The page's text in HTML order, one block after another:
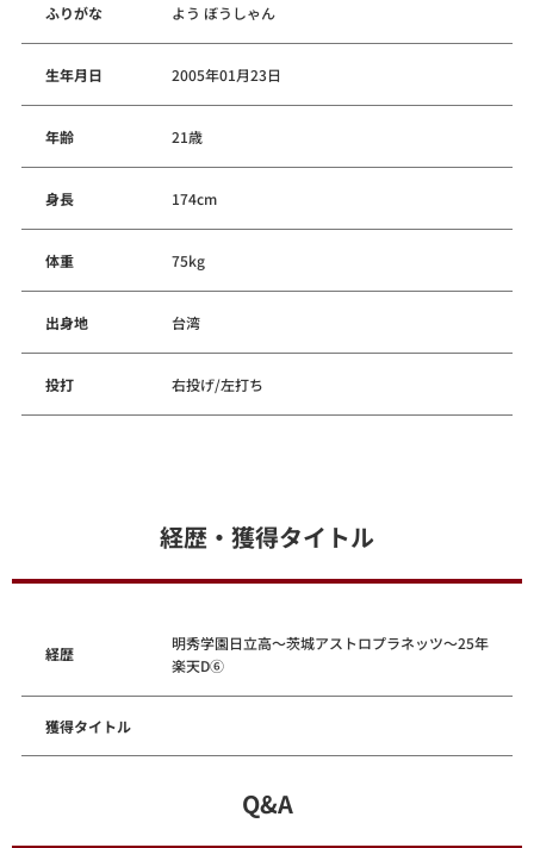
ふりがな よう ぼうしゃん
生年月日 2005年01月23日
年齢 21歳
身長 174cm
体重 75kg
出身地 台湾
投打 右投げ/左打ち
経歴・獲得タイトル
経歴
明秀学園日立高～茨城アストロプラネッツ～25年
楽天D⑥
獲得タイトル
Q&A